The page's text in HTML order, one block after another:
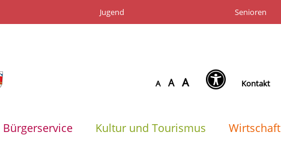
Jugend Senioren
A A A Kontakt
Bürgerservice Kultur und Tourismus Wirtschaft